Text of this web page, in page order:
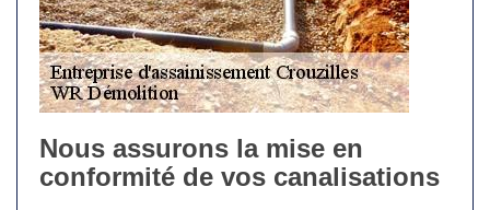
Nous assurons la mise en
conformité de vos canalisations